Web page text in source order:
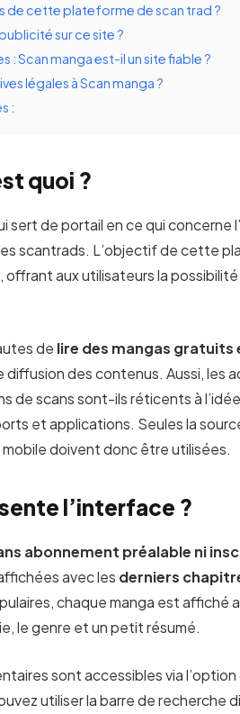
de cette plateforme de scan trad ?
sur ce site ?
: Scan manga est-il un site fiable ?
légales à Scan manga ?
:
quoi ?
sert de portail en ce qui concerne
scantrads. L’objectif de cette
offrant aux utilisateurs la
de lire des mangas gratuits
des contenus. Aussi, les
de scans sont-ils réticents à
et applications. Seules la
mobile doivent donc être utilisées.
l’interface ?
abonnement préalable ni
avec les derniers
chaque manga est affiché
le genre et un petit résumé.
sont accessibles via l’option
utiliser la barre de recherche